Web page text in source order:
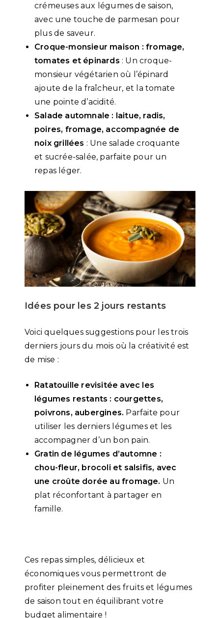
crémeuses aux légumes de saison,
avec une touche de parmesan pour
plus de saveur.
Croque-monsieur maison : fromage,
tomates et épinards : Un croque-
monsieur végétarien où l’épinard
ajoute de la fraîcheur, et la tomate
une pointe d’acidité.
Salade automnale : laitue, radis,
poires, fromage, accompagnée de
noix grillées : Une salade croquante
et sucrée-salée, parfaite pour un
repas léger.
Idées pour les 2 jours restants
Voici quelques suggestions pour les trois
derniers jours du mois où la créativité est
de mise :
Ratatouille revisitée avec les
légumes restants : courgettes,
poivrons, aubergines. Parfaite pour
utiliser les derniers légumes et les
accompagner d’un bon pain.
Gratin de légumes d’automne :
chou-fleur, brocoli et salsifis, avec
une croûte dorée au fromage. Un
plat réconfortant à partager en
famille.
Ces repas simples, délicieux et
économiques vous permettront de
profiter pleinement des fruits et légumes
de saison tout en équilibrant votre
budget alimentaire !